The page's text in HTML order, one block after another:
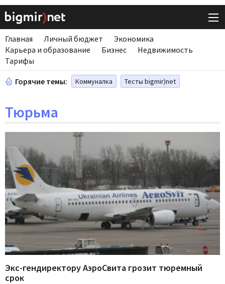
Главная Личный бюджет
Экономика
Карьера и образование
Бизнес
Недвижимость
Тарифы
Горячие темы: Коммуналка Тесты bigmir)net
Тюрьма
Экс-гендиректору АэроСвита грозит тюремный
срок